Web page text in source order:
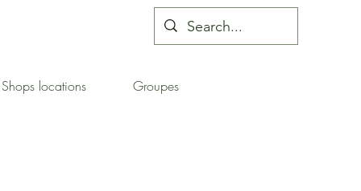
Shops locations Groupes